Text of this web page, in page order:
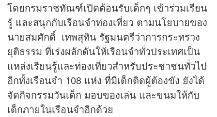
โดยกรมราชทัณฑ์เปิดต้อนรับเด็กๆ เข้าร่วมเรียน
รู้ และสนุกกับเรือนจำท่องเที่ยว ตามนโยบายของ
นายสมศักดิ์ เทพสุทิน รัฐมนตรีว่าการกระทรวง
ยุติธรรม ที่เร่งผลักดันให้เรือนจำทั่วประเทศเป็น
แหล่งเรียนรู้และท่องเที่ยวสำหรับประชาชนทั่วไป
อีกทั้งเรือนจำ 108 แห่ง ที่มีเด็กติดผู้ต้องขัง ยังได้
จัดกิจกรรมวันเด็ก มอบของเล่น และขนมให้กับ
เด็กภายในเรือนจำอีกด้วย